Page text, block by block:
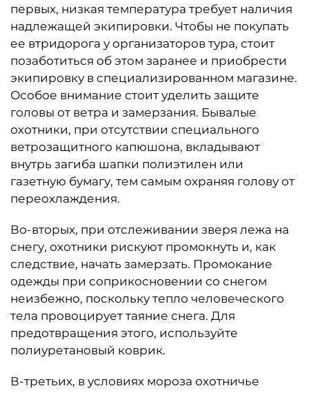
первых, низкая температура требует наличия
надлежащей экипировки. Чтобы не покупать
ее втридорога у организаторов тура, стоит
позаботиться об этом заранее и приобрести
экипировку в специализированном магазине.
Особое внимание стоит уделить защите
головы от ветра и замерзания. Бывалые
охотники, при отсутствии специального
ветрозащитного капюшона, вкладывают
внутрь загиба шапки полиэтилен или
газетную бумагу, тем самым охраняя голову от
переохлаждения.
Во-вторых, при отслеживании зверя лежа на
снегу, охотники рискуют промокнуть и, как
следствие, начать замерзать. Промокание
одежды при соприкосновении со снегом
неизбежно, поскольку тепло человеческого
тела провоцирует таяние снега. Для
предотвращения этого, используйте
полиуретановый коврик.
В-третьих, в условиях мороза охотничье